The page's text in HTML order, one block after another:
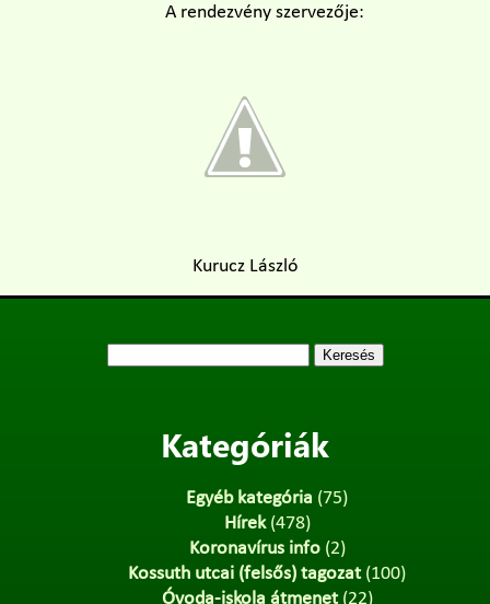
A rendezvény szervezője:
Kurucz László
Kategóriák
Egyéb kategória (75)
Hírek(478)
Koronavírus info(2)
Kossuth utcai (felsős) tagozat(100)
Óvoda-iskola átmenet(22)